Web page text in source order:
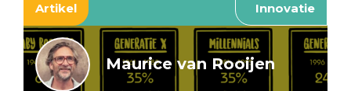
Artikel Innovatie
Maurice van Rooijen